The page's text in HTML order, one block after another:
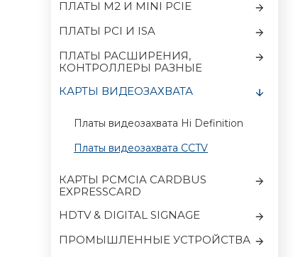
ПЛАТЫ M2 И MINI PCIE
ПЛАТЫ PCI И ISA
ПЛАТЫ РАСШИРЕНИЯ,
КОНТРОЛЛЕРЫ РАЗНЫЕ
КАРТЫ ВИДЕОЗАХВАТА
Платы видеозахвата Hi Definition
Платы видеозахвата CCTV
КАРТЫ PCMCIA CARDBUS
EXPRESSCARD
HDTV & DIGITAL SIGNAGE
ПРОМЫШЛЕННЫЕ УСТРОЙСТВА